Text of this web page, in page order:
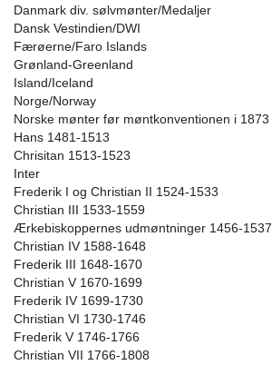
Danmark div. sølvmønter/Medaljer
Dansk Vestindien/DWI
Færøerne/Faro Islands
Grønland-Greenland
Island/Iceland
Norge/Norway
Norske mønter før møntkonventionen i 1873
Hans 1481-1513
Chrisitan 1513-1523
Inter
Frederik I og Christian II 1524-1533
Christian III 1533-1559
Ærkebiskoppernes udmøntninger 1456-1537
Christian IV 1588-1648
Frederik III 1648-1670
Christian V 1670-1699
Frederik IV 1699-1730
Christian VI 1730-1746
Frederik V 1746-1766
Christian VII 1766-1808